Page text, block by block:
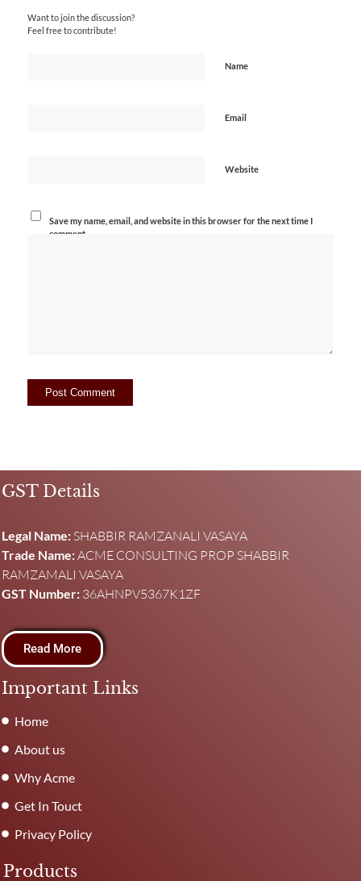
Want to join the discussion?
Feel free to contribute!
Name
Email
Website
Save my name, email, and website in this browser for the next time I
comment.
GST Details
Legal Name: SHABBIR RAMZANALI VASAYA
Trade Name:ACME CONSULTING PROP SHABBIR
RAMZAMALI VASAYA
GST Number: 36AHNPV5367K1ZF
Read More
Important Links
Home
About us
Why Acme
Get In Touct
Privacy Policy
Products